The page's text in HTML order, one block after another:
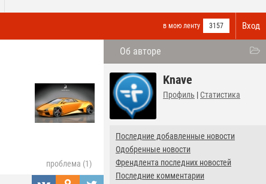
Вход
в мою ленту 3157
Об авторе
Knave
Профиль | Статистика
Последние добавленные новости
Одобренные новости
Френдлента последних новостей
Последние комментарии
проблема (1)